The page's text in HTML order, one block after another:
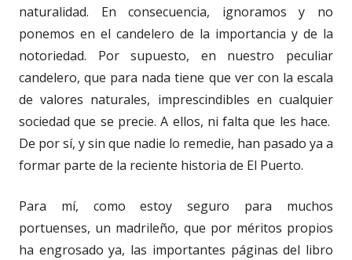
naturalidad. En consecuencia, ignoramos y no
ponemos en el candelero de la importancia y de la
notoriedad. Por supuesto, en nuestro peculiar
candelero, que para nada tiene que ver con la escala
de valores naturales, imprescindibles en cualquier
sociedad que se precie. A ellos, ni falta que les hace.
De por sí, y sin que nadie lo remedie, han pasado ya a
formar parte de la reciente historia de El Puerto.
Para mí, como estoy seguro para muchos
portuenses, un madrileño, que por méritos propios
ha engrosado ya, las importantes páginas del libro